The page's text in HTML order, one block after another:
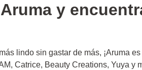
y
lindo sin gastar de más, ¡Aruma
Catrice, Beauty Creations, Yuya y